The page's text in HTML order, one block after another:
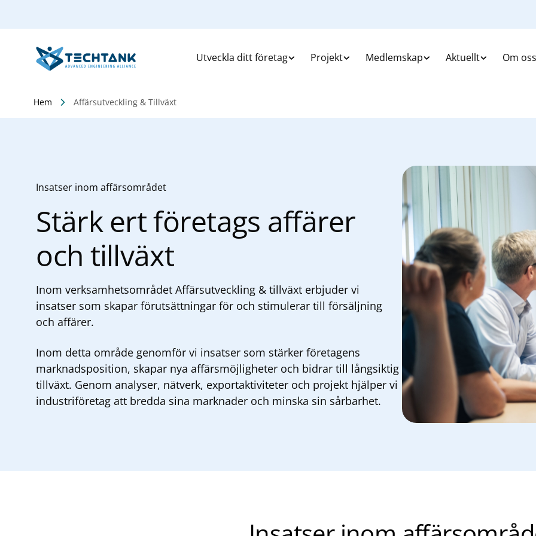
Utveckla ditt företag Projekt Medlemskap Aktuellt Om oss
Hem Affärsutveckling & Tillväxt
Insatser inom affärsområdet
Stärk ert företags affärer
och tillväxt
Inom verksamhetsområdet Affärsutveckling & tillväxt erbjuder vi
insatser som skapar förutsättningar för och stimulerar till försäljning
och affärer.
Inom detta område genomför vi insatser som stärker företagens
marknadsposition, skapar nya affärsmöjligheter och bidrar till långsiktig
tillväxt. Genom analyser, nätverk, exportaktiviteter och projekt hjälper vi
industriföretag att bredda sina marknader och minska sin sårbarhet.